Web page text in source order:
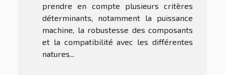
prendre en compte plusieurs critères
déterminants, notamment la puissance
machine, la robustesse des composants
et la compatibilité avec les différentes
natures...